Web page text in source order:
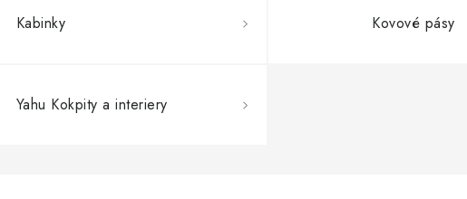
Kabinky Kovové pásy
Yahu Kokpity a interiery